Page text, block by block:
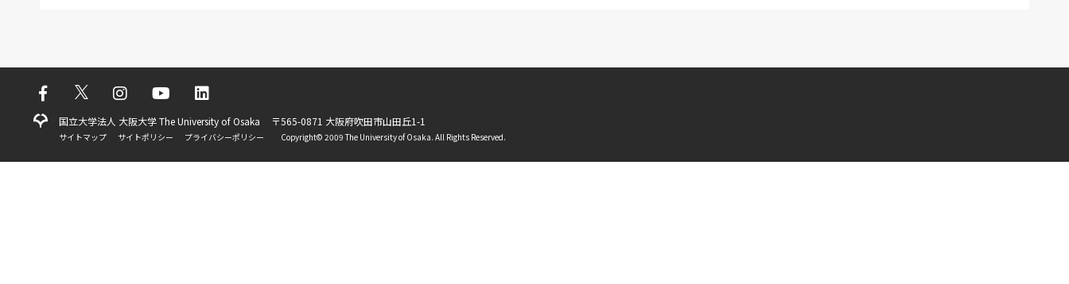
国立大学法人 大阪大学 The University of Osaka 〒565-0871 大阪府吹田市山田丘1-1
サイトマップ サイトポリシー プライバシーポリシー Copyright©️ 2009 The University of Osaka. All Rights Reserved.